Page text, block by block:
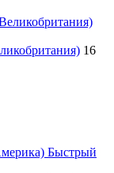
16
Быстрый